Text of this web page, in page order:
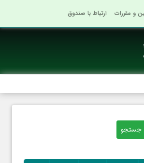
و مقررات ارتباط با صندوق